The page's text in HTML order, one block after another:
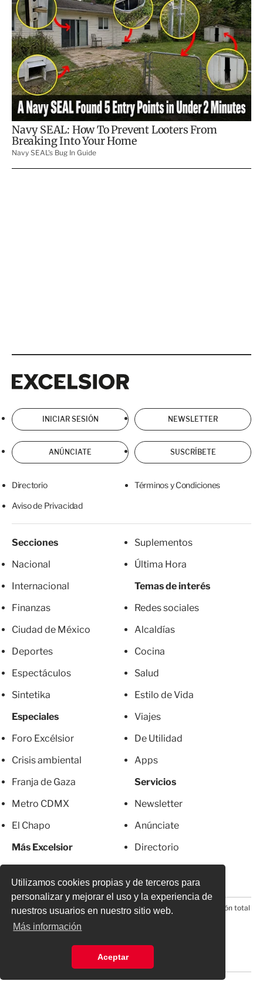
Utilizamos cookies propias y de terceros para
personalizar y mejorar el uso y la experiencia de
nuestros usuarios en nuestro sitio web.
Más información
Aceptar
INICIAR SESIÓN NEWSLETTER
ANÚNCIATE SUSCRÍBETE
Directorio Términos y Condiciones
Aviso de Privacidad
Secciones
Nacional
Internacional
Finanzas
Ciudad de México
Deportes
Espectáculos
Sintetika
Especiales
Foro Excélsior
Crisis ambiental
Franja de Gaza
Metro CDMX
El Chapo
Más Excelsior
Suplementos
Última Hora
Temas de interés
Redes sociales
Alcaldías
Cocina
Salud
Estilo de Vida
Viajes
De Utilidad
Apps
Servicios
Newsletter
Anúnciate
Directorio
© 2026 Todos los derechos reservados. Prohibida la reproducción total
o parcial, incluyendo cualquier medio electrónico*